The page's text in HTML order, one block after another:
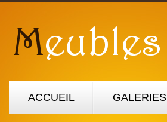
ACCUEIL GALERIES